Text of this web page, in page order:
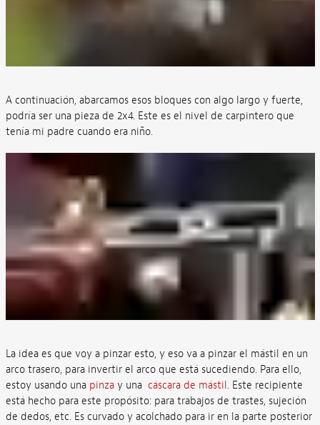
A continuación, abarcamos esos bloques con algo largo y fuerte,
podría ser una pieza de 2x4. Este es el nivel de carpintero que
tenía mi padre cuando era niño.
La idea es que voy a pinzar esto, y eso va a pinzar el mástil en un
arco trasero, para invertir el arco que está sucediendo. Para ello,
estoy usando una pinzay una cáscara de mástil. Este recipiente
está hecho para este propósito: para trabajos de trastes, sujeción
de dedos, etc. Es curvado y acolchado para ir en la parte posterior